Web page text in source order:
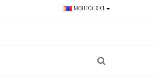
МОНГОЛ ХЭЛ